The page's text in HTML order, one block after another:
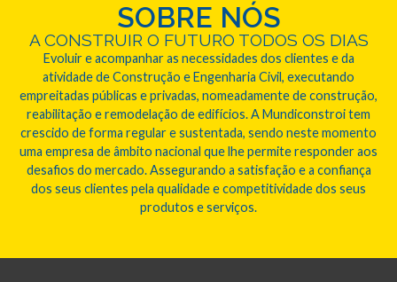
SOBRE NÓS
A CONSTRUIR O FUTURO TODOS OS DIAS
Evoluir e acompanhar as necessidades dos clientes e da
atividade de Construção e Engenharia Civil, executando
empreitadas públicas e privadas, nomeadamente de construção,
reabilitação e remodelação de edifícios. A Mundiconstroi tem
crescido de forma regular e sustentada, sendo neste momento
uma empresa de âmbito nacional que lhe permite responder aos
desafios do mercado. Assegurando a satisfação e a confiança
dos seus clientes pela qualidade e competitividade dos seus
produtos e serviços.